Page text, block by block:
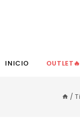
INICIO OUTLET🔥
/